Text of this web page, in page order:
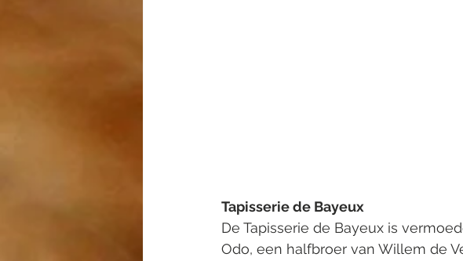
Tapisserie de Bayeux
De Tapisserie de Bayeux is
Odo, een halfbroer van Willem de